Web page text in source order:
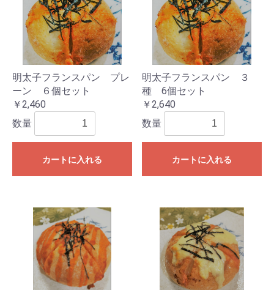
明太子フランスパン プレ
ーン ６個セット
￥2,460
数量
カートに入れる
明太子フランスパン ３
種 6個セット
￥2,640
数量
カートに入れる